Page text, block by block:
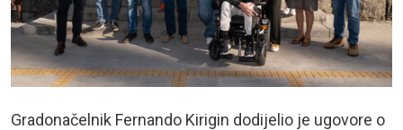
Gradonačelnik Fernando Kirigin dodijelio je ugovore o